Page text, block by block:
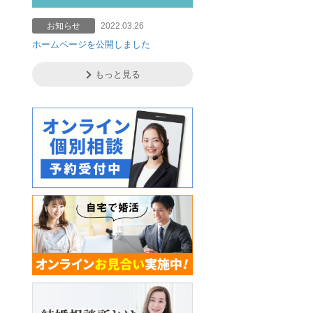
お知らせ 2022.03.26
ホームページを公開しました
もっと見る